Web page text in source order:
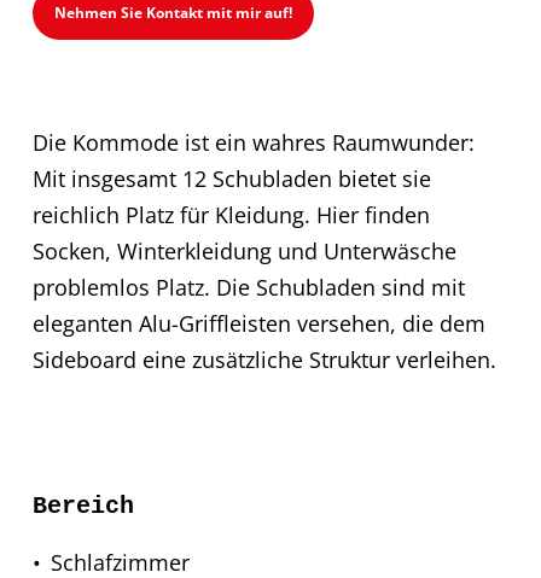
Nehmen Sie Kontakt mit mir auf!
Die Kommode ist ein wahres Raumwunder:
Mit insgesamt 12 Schubladen bietet sie
reichlich Platz für Kleidung. Hier finden
Socken, Winterkleidung und Unterwäsche
problemlos Platz. Die Schubladen sind mit
eleganten Alu-Griffleisten versehen, die dem
Sideboard eine zusätzliche Struktur verleihen.
Bereich
Schlafzimmer